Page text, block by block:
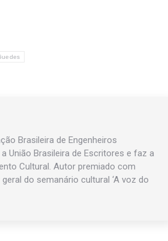
Brasileira de Engenheiros
União Brasileira de Escritores e faz a
Cultural. Autor premiado com
do semanário cultural ‘A voz do